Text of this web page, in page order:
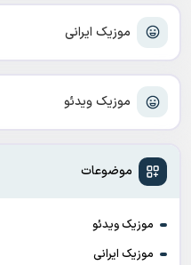
موزیک ایرانی
موزیک ویدئو
موضوعات
موزیک ویدئو
موزیک ایرانی